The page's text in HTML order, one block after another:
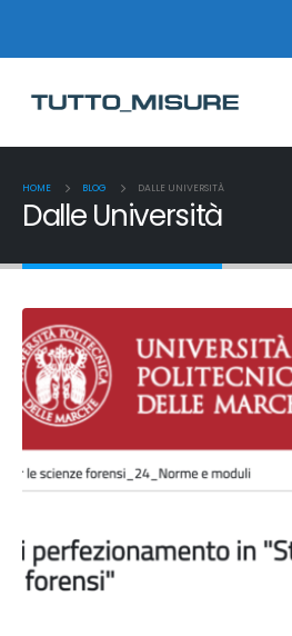
HOME BLOG DALLE UNIVERSITÀ
Dalle Università